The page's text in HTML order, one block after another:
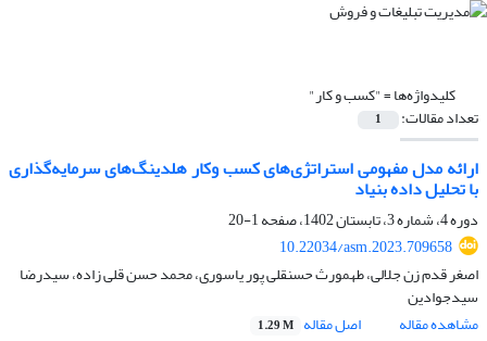
کلیدواژه‌ها ="کسب و کار"
تعداد مقالات: 1
ارائه مدل مفهومی ‌‌استراتژی‌های کسب وکار هلدینگ‌های سرمایه‌گذاری
با تحلیل داده بنیاد
دوره 4، شماره 3، تابستان 1402، صفحه
1-20
10.22034/asm.2023.709658
اصغر قدم زن جلالی، طهمورث حسنقلی پور یاسوری، محمد حسن قلی زاده، سیدرضا
سیدجوادین
مشاهده مقاله
اصل مقاله 1.29 M